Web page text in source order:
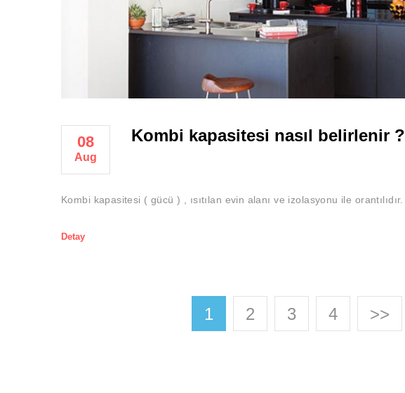
08
Aug
Kombi kapasitesi nasıl belirlenir ?
Kombi kapasitesi ( gücü ) , ısıtılan evin alanı ve izolasyonu ile orantılıdır.
Detay
1 2 3 4 >>